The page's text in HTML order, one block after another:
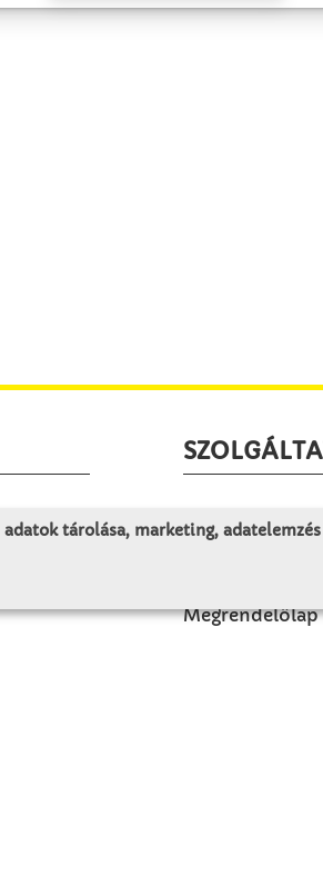
Minden egy
Megrendelőlap
adatok tárolása, marketing,